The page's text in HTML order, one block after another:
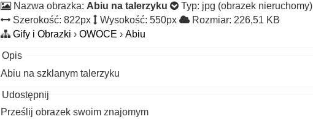
Nazwa obrazka: Abiu na talerzyku
Typ: jpg (obrazek nieruchomy)
Szerokość: 822px
Wysokość: 550px
Rozmiar: 226,51 KB
Gify i Obrazki ›OWOCE ›Abiu
Opis
Abiu na szklanym talerzyku
Udostępnij
Prześlij obrazek swoim znajomym